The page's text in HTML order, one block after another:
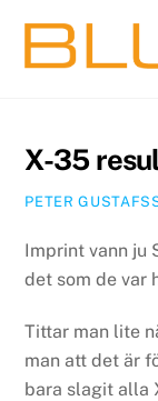
content
X-35
PETER
Imprint vann ju
det som de var
Tittar man lite
man att det är
bara slagit alla